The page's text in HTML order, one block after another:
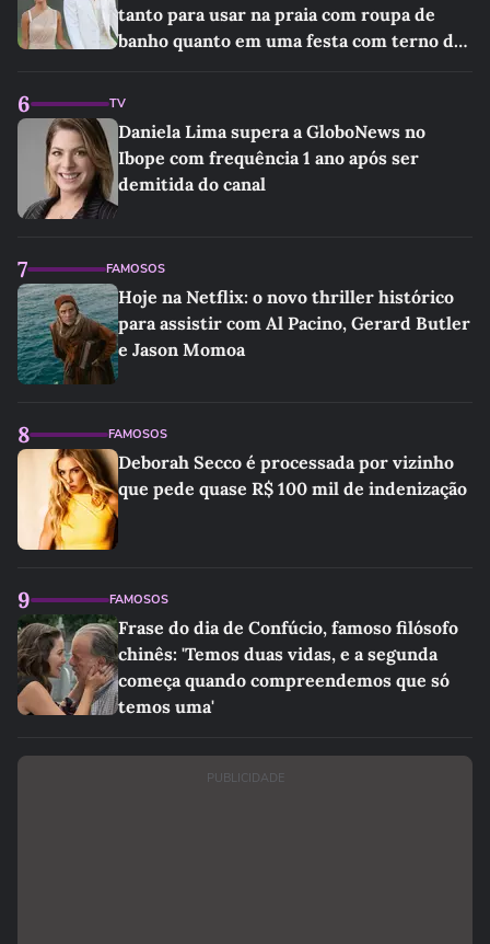
tanto para usar na praia com roupa de
banho quanto em uma festa com terno de
6 TV
Daniela Lima supera a GloboNews no
Ibope com frequência 1 ano após ser
demitida do canal
7 FAMOSOS
Hoje na Netflix: o novo thriller histórico
para assistir com Al Pacino, Gerard Butler
e Jason Momoa
8 FAMOSOS
Deborah Secco é processada por vizinho
que pede quase R$ 100 mil de indenização
9 FAMOSOS
Frase do dia de Confúcio, famoso filósofo
chinês: 'Temos duas vidas, e a segunda
começa quando compreendemos que só
temos uma'
PUBLICIDADE